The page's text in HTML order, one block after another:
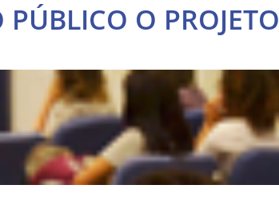
O PROJETO